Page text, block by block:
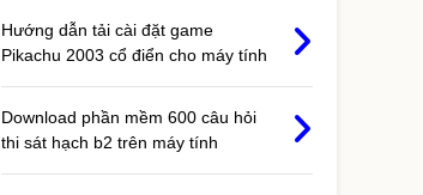
Hướng dẫn tải cài đặt game
Pikachu 2003 cổ điển cho máy tính
Download phần mềm 600 câu hỏi
thi sát hạch b2 trên máy tính